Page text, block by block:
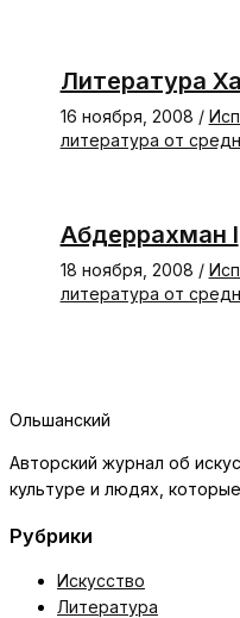
Литература
16 ноября, 2008 /
литература от
Абдеррахман I
18 ноября, 2008 /
литература от
Ольшанский
Авторский журнал об
культуре и людях,
Рубрики
Искусство
Литература